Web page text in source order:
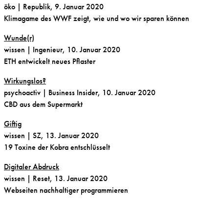
öko | Republik, 9. Januar 2020
Klimagame des WWF zeigt, wie und wo wir sparen können
Wunde(r)
wissen | Ingenieur, 10. Januar 2020
ETH entwickelt neues Pflaster
Wirkungslos?
psychoactiv | Business Insider, 10. Januar 2020
CBD aus dem Supermarkt
Giftig
wissen | SZ, 13. Januar 2020
19 Toxine der Kobra entschlüsselt
Digitaler Abdruck
wissen | Reset, 13. Januar 2020
Webseiten nachhaltiger programmieren